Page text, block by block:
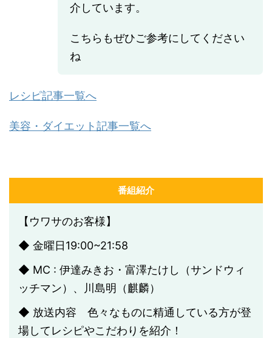
介しています。
こちらもぜひご参考にしてください
ね
レシピ記事一覧へ
美容・ダイエット記事一覧へ
番組紹介
【ウワサのお客様】
◆ 金曜日19:00~21:58
◆ MC : 伊達みきお・富澤たけし（サンドウィ
ッチマン）、川島明（麒麟）
◆ 放送内容 色々なものに精通している方が登
場してレシピやこだわりを紹介！